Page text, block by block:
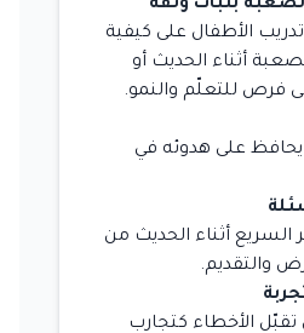
بثبات وثقة
الأطفال على كيفية
أثناء الحديث أو
فرص للتعلّم والنمو.
على هدوئه في
السريع أثناء الحديث من
والتقديم.
الأخطاء كتجارب